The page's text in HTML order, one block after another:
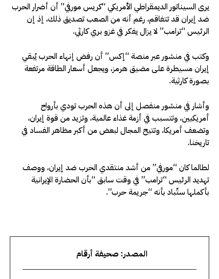
يرى السيناتور الديمقراطي الأمريكي “كريس مورفي” أن أضرار الحرب
ضد إيران قد تتفاقم، رغم أنه من الصعب تصديق ذلك، إذ إن
الرئيس “ترامب” لا يزال يفكر في غزو بري كارثي.
وكتب في منشور عبر منصة “إكس” أن رفض إنهاء الحرب يُبقي
إيران مسيطرة على مضيق هرمز، ويجعل أسعار الطاقة مرتفعة
بصورة كارثية.
وأشار في منشور منفصل إلى أن هذه الحرب تودي بأرواح
أمريكيين، وتتسبب في أزمة غذاء عالمية، وتزيد من قوة إيران،
وتضعف أمريكا، وتتيح المجال لبعض من أكبر مظاهر الفساد في
تاريخنا.
لطالما كان “مورفي” من أشد منتقدي الحرب ضد إيران، ووصف
تهديد الرئيس “ترامب” في وقت سابق “بأن الحضارة الإيرانية
بأكملها ستٌباد بأنه “جريمة حرب”.
المصدر: صحيفة أرقام